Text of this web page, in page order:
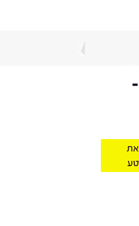
את